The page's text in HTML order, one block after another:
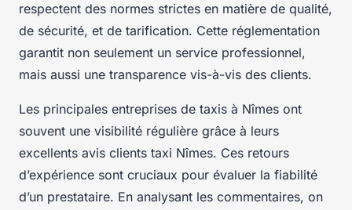
respectent des normes strictes en matière de qualité,
de sécurité, et de tarification. Cette réglementation
garantit non seulement un service professionnel,
mais aussi une transparence vis-à-vis des clients.
Les principales entreprises de taxis à Nîmes ont
souvent une visibilité régulière grâce à leurs
excellents avis clients taxi Nîmes. Ces retours
d’expérience sont cruciaux pour évaluer la fiabilité
d’un prestataire. En analysant les commentaires, on